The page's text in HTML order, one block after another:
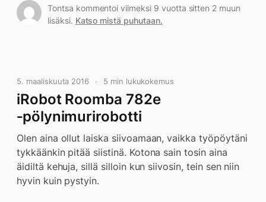
Tontsa kommentoi viimeksi 9 vuotta sitten 2 muun
lisäksi. Katso mistä puhutaan.
5. maaliskuuta 2016 5 min lukukokemus
iRobot Roomba 782e
‐pölynimurirobotti
Olen aina ollut laiska siivoamaan, vaikka työpöytäni
tykkäänkin pitää siistinä. Kotona sain tosin aina
äidiltä kehuja, sillä silloin kun siivosin, tein sen niin
hyvin kuin pystyin.